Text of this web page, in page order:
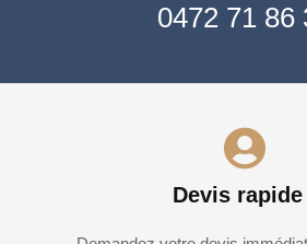
0472 71 86
Devis rapide